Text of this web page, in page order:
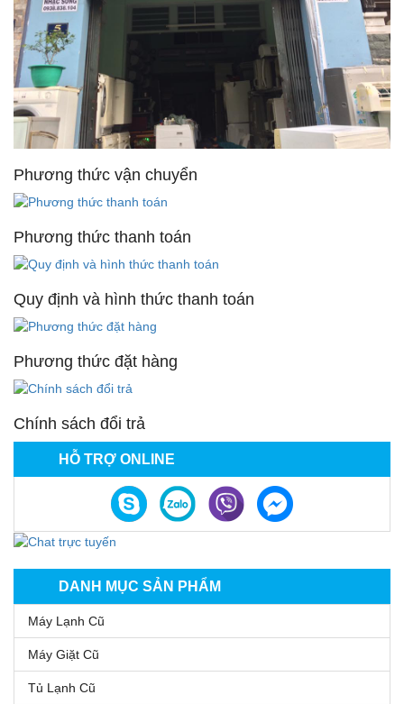
HỖ TRỢ ONLINE
DANH MỤC SẢN PHẨM
Máy Lạnh Cũ
Máy Giặt Cũ
Tủ Lạnh Cũ
Phương thức vận chuyển
Phương thức thanh toán
Quy định và hình thức thanh toán
Phương thức đặt hàng
Chính sách đổi trả